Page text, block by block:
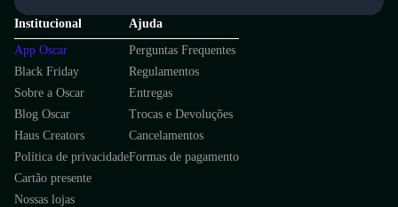
Institucional
App Oscar
Black Friday
Sobre a Oscar
Blog Oscar
Haus Creators
Política de privacidade
Cartão presente
Nossas lojas
Ajuda
Perguntas Frequentes
Regulamentos
Entregas
Trocas e Devoluções
Cancelamentos
Formas de pagamento